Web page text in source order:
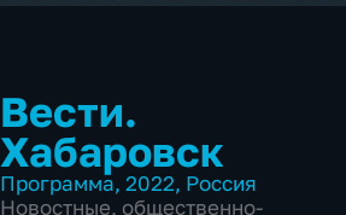
Вести.
Хабаровск
Программа, 2022, Россия
Новостные, общественно-